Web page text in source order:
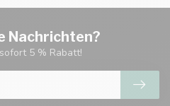
Nachrichten?
5 % Rabatt!